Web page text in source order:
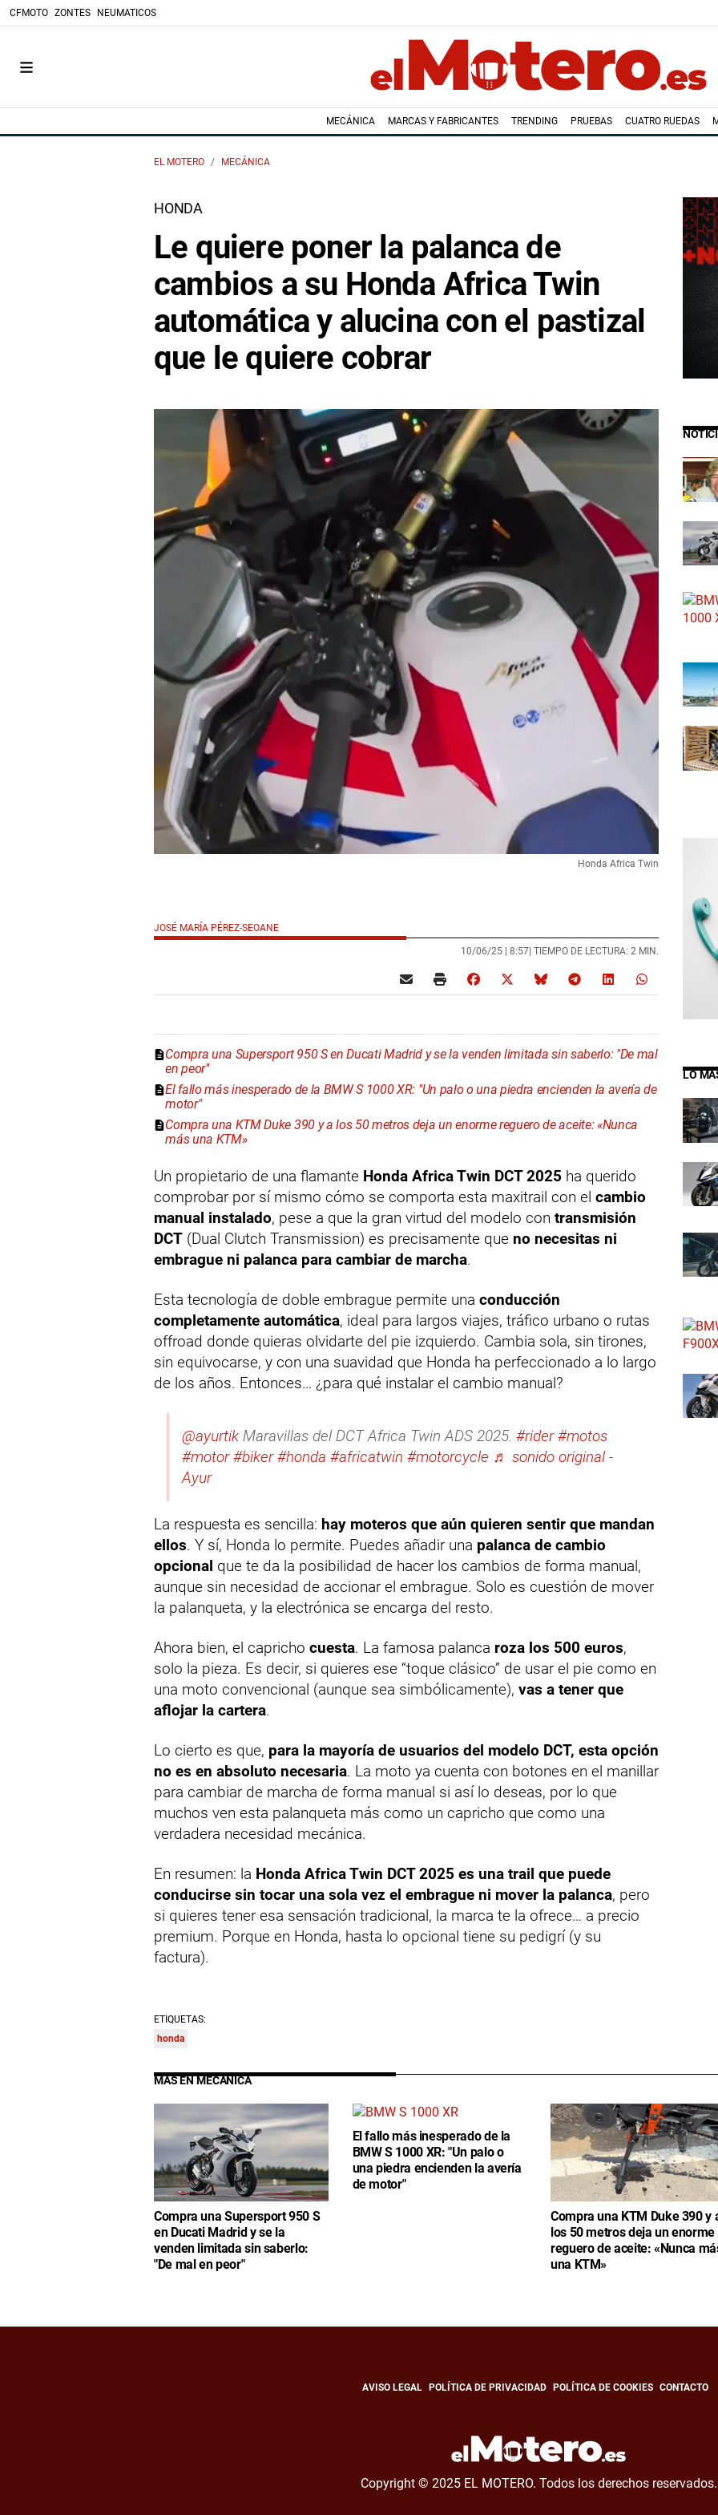
CFMOTO ZONTES NEUMATICOS
MECÁNICA MARCAS Y FABRICANTES TRENDING PRUEBAS CUATRO RUEDAS
EL MOTERO MECÁNICA
HONDA
Le quiere poner la palanca de
cambios a su Honda Africa Twin
automática y alucina con el pastizal
que le quiere cobrar
Honda Africa Twin
JOSÉ MARÍA PÉREZ-SEOANE
10/06/25 | 8:57| TIEMPO DE LECTURA: 2 MIN.
Compra una Supersport 950 S en Ducati Madrid y se la venden limitada sin saberlo: "De mal
en peor"
El fallo más inesperado de la BMW S 1000 XR: "Un palo o una piedra encienden la avería de
motor"
Compra una KTM Duke 390 y a los 50 metros deja un enorme reguero de aceite: «Nunca
más una KTM»
Un propietario de una flamante Honda Africa Twin DCT 2025 ha querido
comprobar por sí mismo cómo se comporta esta maxitrail con el cambio
manual instalado, pese a que la gran virtud del modelo con transmisión
DCT (Dual Clutch Transmission) es precisamente que no necesitas ni
embrague ni palanca para cambiar de marcha.
Esta tecnología de doble embrague permite una conducción
completamente automática, ideal para largos viajes, tráfico urbano o rutas
offroad donde quieras olvidarte del pie izquierdo. Cambia sola, sin tirones,
sin equivocarse, y con una suavidad que Honda ha perfeccionado a lo largo
de los años. Entonces… ¿para qué instalar el cambio manual?
@ayurtik Maravillas del DCT Africa Twin ADS 2025. #rider #motos
#motor #biker #honda #africatwin #motorcycle ♬ sonido original -
Ayur
La respuesta es sencilla: hay moteros que aún quieren sentir que mandan
ellos. Y sí, Honda lo permite. Puedes añadir una palanca de cambio
opcional que te da la posibilidad de hacer los cambios de forma manual,
aunque sin necesidad de accionar el embrague. Solo es cuestión de mover
la palanqueta, y la electrónica se encarga del resto.
Ahora bien, el capricho cuesta. La famosa palanca roza los 500 euros,
solo la pieza. Es decir, si quieres ese “toque clásico” de usar el pie como en
una moto convencional (aunque sea simbólicamente), vas a tener que
aflojar la cartera.
Lo cierto es que, para la mayoría de usuarios del modelo DCT, esta opción
no es en absoluto necesaria. La moto ya cuenta con botones en el manillar
para cambiar de marcha de forma manual si así lo deseas, por lo que
muchos ven esta palanqueta más como un capricho que como una
verdadera necesidad mecánica.
En resumen: la Honda Africa Twin DCT 2025 es una trail que puede
conducirse sin tocar una sola vez el embrague ni mover la palanca, pero
si quieres tener esa sensación tradicional, la marca te la ofrece… a precio
premium. Porque en Honda, hasta lo opcional tiene su pedigrí (y su
factura).
ETIQUETAS:
honda
LO
MÁS EN MECÁNICA
Compra una Supersport 950 S
en Ducati Madrid y se la
venden limitada sin saberlo:
"De mal en peor"
El fallo más inesperado de la
BMW S 1000 XR: "Un palo o
una piedra encienden la avería
de motor"
Compra una KTM Duke 390 y
los 50 metros deja un enorme
reguero de aceite: «Nunca
una KTM»
AVISO LEGAL POLÍTICA DE PRIVACIDAD POLÍTICA DE COOKIES CONTACTO
Copyright © 2025 EL MOTERO. Todos los derechos reservados.